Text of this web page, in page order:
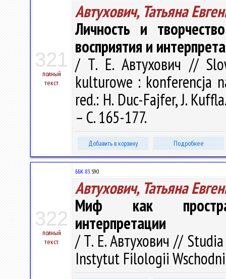
321
полный
текст
Автухович, Татьяна
Личность и
восприятия и
/ Т. Е. Автухович //
kulturowe : konferencja
red.: H. Duc-Fajfer, J.
– С. 165-177.
Добавить в корзину Подробнее
322
полный
текст
ББК 83.S90
Автухович, Татьяна
Миф как
интерпретации
/ Т. Е. Автухович //
Instytut Filologii